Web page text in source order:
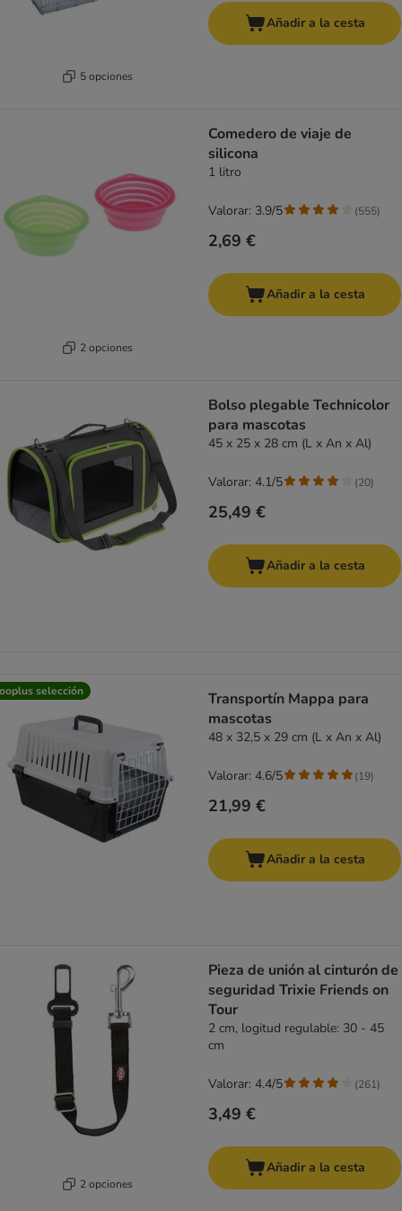
5 opciones
Añadir a la cesta
2 opciones
Comedero de viaje de
silicona
1 litro
2,69 €
Valorar: 3.9/5 (555)
Añadir a la cesta
Bolso plegable Technicolor
para mascotas
45 x 25 x 28 cm (L x An x Al)
25,49 €
Valorar: 4.1/5 (20)
Añadir a la cesta
selección
Transportín Mappa para
mascotas
48 x 32,5 x 29 cm (L x An x Al)
21,99 €
Valorar: 4.6/5 (19)
Añadir a la cesta
2 opciones
Pieza de unión al cinturón de
seguridad Trixie Friends on
Tour
2 cm, logitud regulable: 30 - 45
cm
3,49 €
Valorar: 4.4/5 (261)
Añadir a la cesta